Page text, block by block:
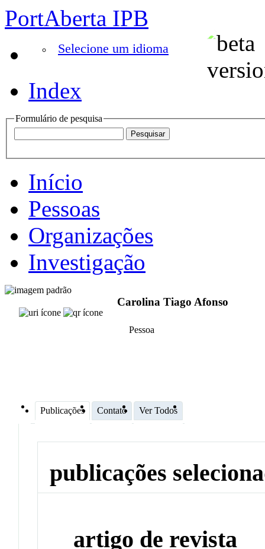
PortAberta IPB
Selecione um idioma
Index
Formulário de pesquisa
Início
Pessoas
Organizações
Investigação
Carolina Tiago Afonso
Pessoa
Publicações Contato Ver Todos
publicações
artigo de revista